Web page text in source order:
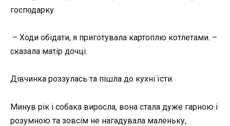
господарку.
– Ходи обідати, я приготувала картоплю котлетами. –
сказала матір дочці.
Дівчинка роззулась та пішла до кухні їсти.
Минув рік і собака виросла, вона стала дуже гарною і
розумною та зовсім не нагадувала маленьку,